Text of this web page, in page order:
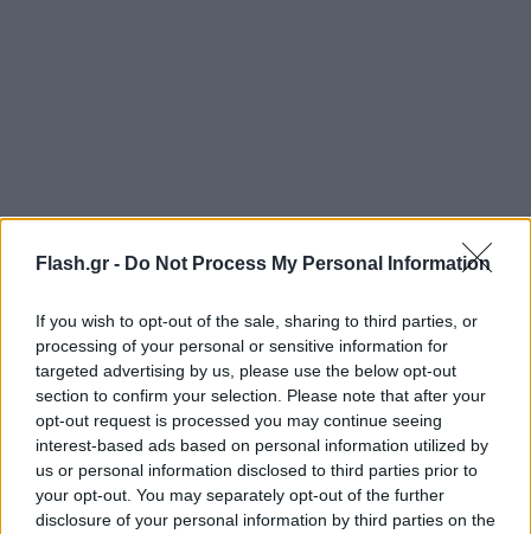
Flash.gr - Do Not Process My Personal Information
If you wish to opt-out of the sale, sharing to third parties, or
processing of your personal or sensitive information for
targeted advertising by us, please use the below opt-out
section to confirm your selection. Please note that after your
opt-out request is processed you may continue seeing
interest-based ads based on personal information utilized by
us or personal information disclosed to third parties prior to
your opt-out. You may separately opt-out of the further
disclosure of your personal information by third parties on the